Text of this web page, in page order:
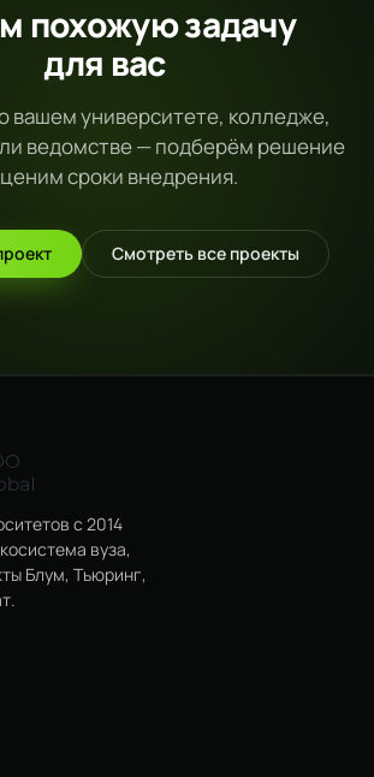
похожую задачу
для вас
вашем университете, колледже,
ведомстве — подберём решение
сроки внедрения.
Смотреть все проекты
с 2014
вуза,
Блум, Тьюринг,